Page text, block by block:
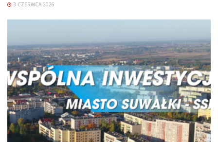
3 CZERWCA 2026